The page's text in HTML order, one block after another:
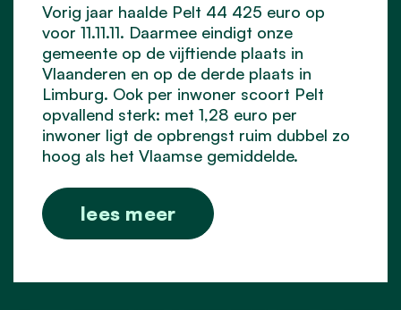
Vorig jaar haalde Pelt 44 425 euro op
voor 11.11.11. Daarmee eindigt onze
gemeente op de vijftiende plaats in
Vlaanderen en op de derde plaats in
Limburg. Ook per inwoner scoort Pelt
opvallend sterk: met 1,28 euro per
inwoner ligt de opbrengst ruim dubbel zo
hoog als het Vlaamse gemiddelde.
lees meer